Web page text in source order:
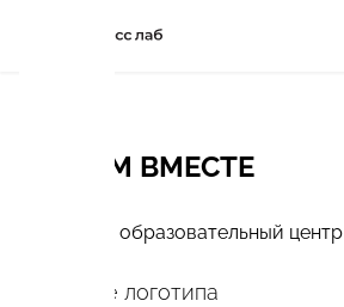
РАСТЕМ ВМЕСТЕ
Семейный образовательный центр
Создание логотипа